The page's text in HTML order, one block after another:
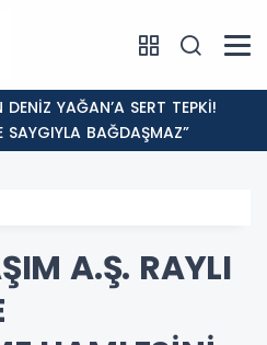
SAYGIYLA BAĞDAŞMAZ”
A.Ş. RAYLI